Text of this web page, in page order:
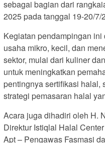
sebagai bagian dari
2025 pada tanggal 19-20/
Kegiatan pendampingan
usaha mikro, kecil, dan
sektor, mulai dari kuliner
untuk meningkatkan
pentingnya sertifikasi halal,
strategi pemasaran halal
Acara juga dihadiri oleh H.
Direktur Istiqlal Halal
Apt – Pengawas Fasmasi